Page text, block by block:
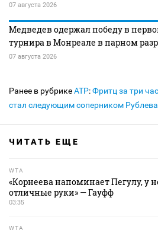
07 августа 2026
Медведев одержал победу в
турнира в Монреале в парном
07 августа 2026
Ранее в рубрикеATP:Фритц за три
стал следующим соперником
ЧИТАТЬ ЕЩЕ
WTA
«Корнеева напоминает Пегулу, у
отличные руки» — Гауфф
03:35
WTA